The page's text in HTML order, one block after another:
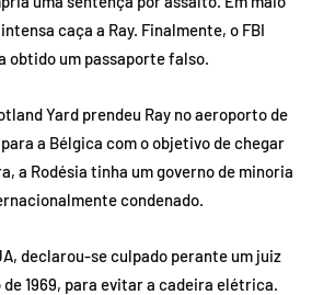
caça a Ray. Finalmente, o FBI
obtido um passaporte falso.
Yard prendeu Ray no aeroporto de
a Bélgica com o objetivo de chegar
a Rodésia tinha um governo de minoria
condenado.
declarou-se culpado perante um juiz
1969, para evitar a cadeira elétrica.